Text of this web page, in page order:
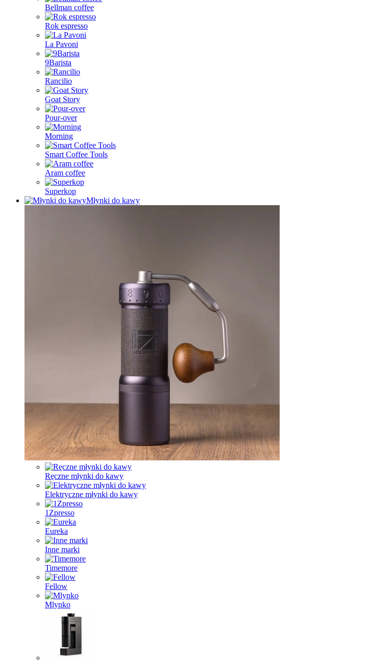
Bellman coffee
Rok espresso
La Pavoni
9Barista
Rancilio
Goat Story
Pour-over
Morning
Smart Coffee Tools
Aram coffee
Superkop
Młynki do kawy
Ręczne młynki do kawy
Elektryczne młynki do kawy
1Zpresso
Eureka
Inne marki
Timemore
Fellow
Mlynko